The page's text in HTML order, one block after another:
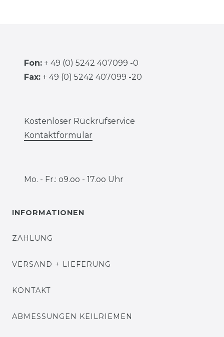
Fon: + 49 (0) 5242 407099 -0
Fax: + 49 (0) 5242 407099 -20
Kostenloser Rückrufservice
Kontaktformular
Mo. - Fr.: o9.oo - 17.oo Uhr
INFORMATIONEN
ZAHLUNG
VERSAND + LIEFERUNG
KONTAKT
ABMESSUNGEN KEILRIEMEN